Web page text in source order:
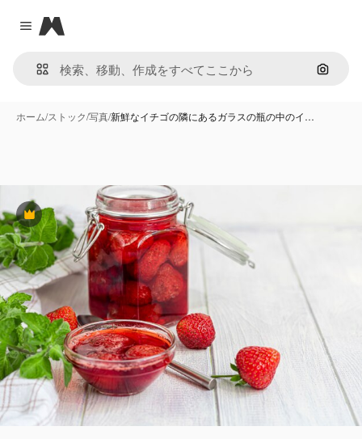
Close menu
Magnific
画像で
ホーム/ストック/写真/新鮮なイチゴの隣にあるガラスの瓶の中のイ…
Premium